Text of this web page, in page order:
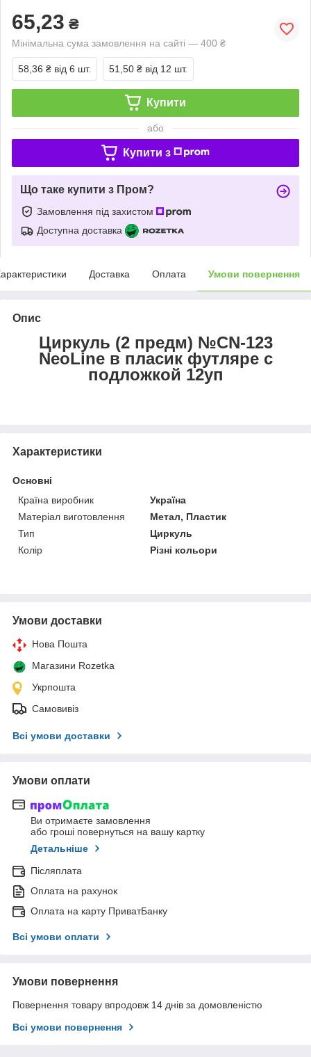
65,23 ₴
Мінімальна сума замовлення на сайті — 400 ₴
58,36 ₴ від 6 шт. 51,50 ₴ від 12 шт.
Купити
або
Купити з
Що таке купити з Пром?
Замовлення під захистом
Доступна доставка
Доставка Оплата Умови повернення
Опис
Циркуль (2 предм) №CN-123
NeoLine в пласик футляре с
подложкой 12уп
Характеристики
Основні
Країна виробник
Україна
Матеріал виготовлення
Метал, Пластик
Тип
Циркуль
Колір
Різні кольори
Умови доставки
Нова Пошта
Магазини Rozetka
Укрпошта
Самовивіз
Всі умови доставки
Умови оплати
Ви отримаєте замовлення
або гроші повернуться на вашу картку
Детальніше
Післяплата
Оплата на рахунок
Оплата на карту ПриватБанку
Всі умови оплати
Умови повернення
Повернення товару впродовж 14 днів за домовленістю
Всі умови повернення